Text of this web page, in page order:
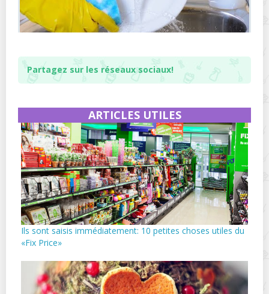
Partagez sur les réseaux sociaux!
ARTICLES UTILES
Ils sont saisis immédiatement: 10 petites choses utiles du
«Fix Price»